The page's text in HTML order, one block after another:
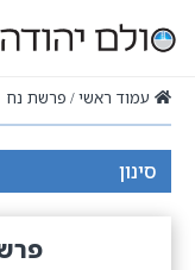
עמוד ראשי פרשת נח
סינון